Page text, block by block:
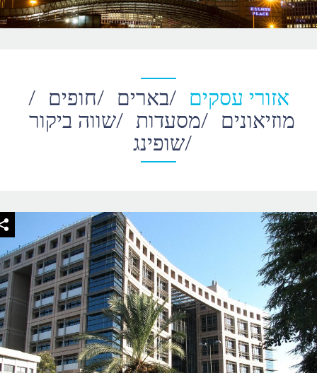
אזורי עסקים בארים חופים
מוזיאונים מסעדות שווה ביקור
שופינג